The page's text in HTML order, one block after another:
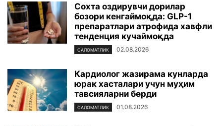
Сохта оздирувчи дорилар
бозори кенгаймоқда: GLP-1
препаратлари атрофида хавфли
тенденция кучаймоқда
САЛОМАТЛИК 02.08.2026
Кардиолог жазирама кунларда
юрак хасталари учун муҳим
тавсияларни берди
САЛОМАТЛИК 01.08.2026